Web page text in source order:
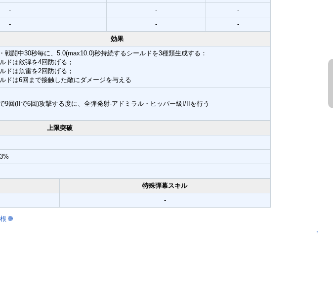
- -
-
- -
-
効果
戦闘中30秒毎に、5.0(max10.0)秒持続するシールドを3種類生成する：
ドは敵弾を4回防げる；
ドは魚雷を2回防げる；
ドは6回まで接触した敵にダメージを与える
9回(IIで6回)攻撃する度に、全弾発射-アドミラル・ヒッパー級I/IIを行う
上限突破
特殊弾幕スキル
-
🌐
↑